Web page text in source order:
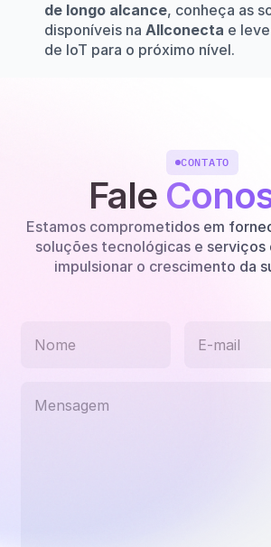
de longo alcance, conheça as
disponíveis na Allconecta e
de IoT para o próximo nível.
CONTATO
Fale
Estamos comprometidos em
soluções tecnológicas e serviços
impulsionar o crescimento da